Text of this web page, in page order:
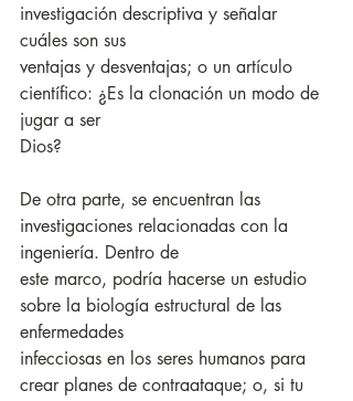
investigación descriptiva y señalar
cuáles son sus
ventajas y desventajas; o un artículo
científico: ¿Es la clonación un modo de
jugar a ser
Dios?
De otra parte, se encuentran las
investigaciones relacionadas con la
ingeniería. Dentro de
este marco, podría hacerse un estudio
sobre la biología estructural de las
enfermedades
infecciosas en los seres humanos para
crear planes de contraataque; o, si tu